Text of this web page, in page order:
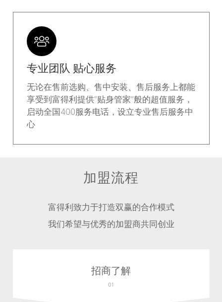
专业团队 贴心服务
无论在售前选购、售中安装、售后服务上都能
享受到富得利提供“贴身管家”般的超值服务，
启动全国400服务电话，设立专业售后服务中
心
加盟流程
富得利致力于打造双赢的合作模式
我们希望与优秀的加盟商共同创业
招商了解
01